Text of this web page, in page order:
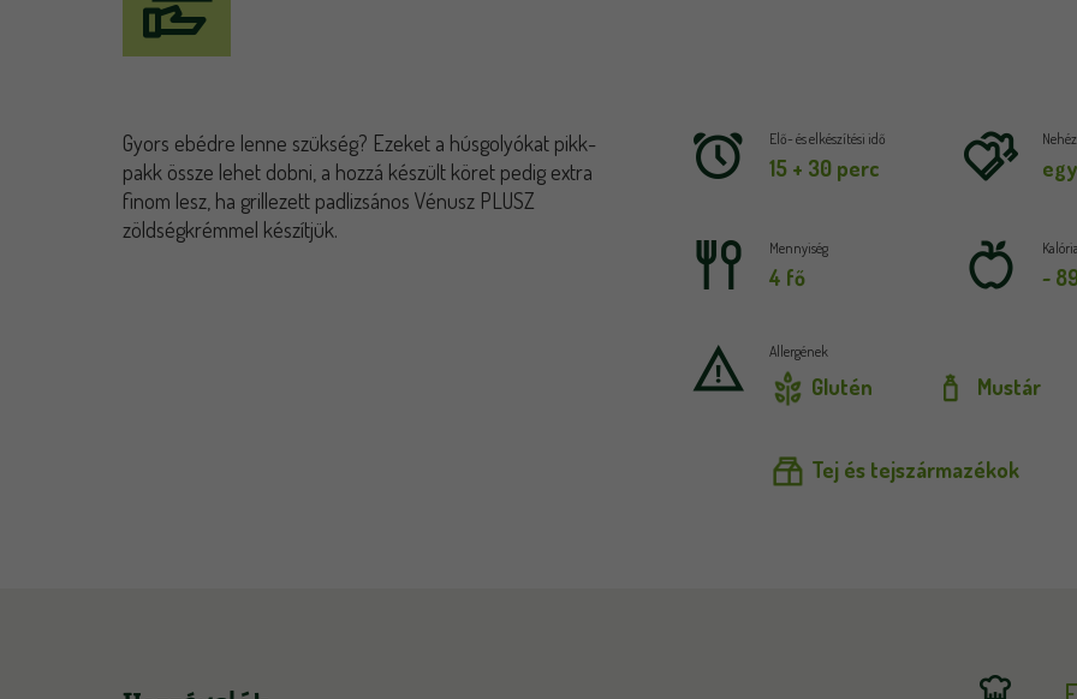
Gyors ebédre lenne szükség? Ezeket a húsgolyókat pikk-
pakk össze lehet dobni, a hozzá készült köret pedig extra
finom lesz, ha grillezett padlizsános Vénusz PLUSZ
zöldségkrémmel készítjük.
Elő- és elkészítési idő
15 + 30 perc
Mennyiség
4 fő
Kalória
~
Allergének
Glutén Mustár
Tej és tejszármazékok